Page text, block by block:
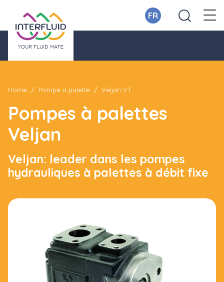
FR
Home Pompe a palette Veljan VT
Pompes à palettes
Veljan
Veljan: leader dans les pompes
hydrauliques à palettes à débit fixe